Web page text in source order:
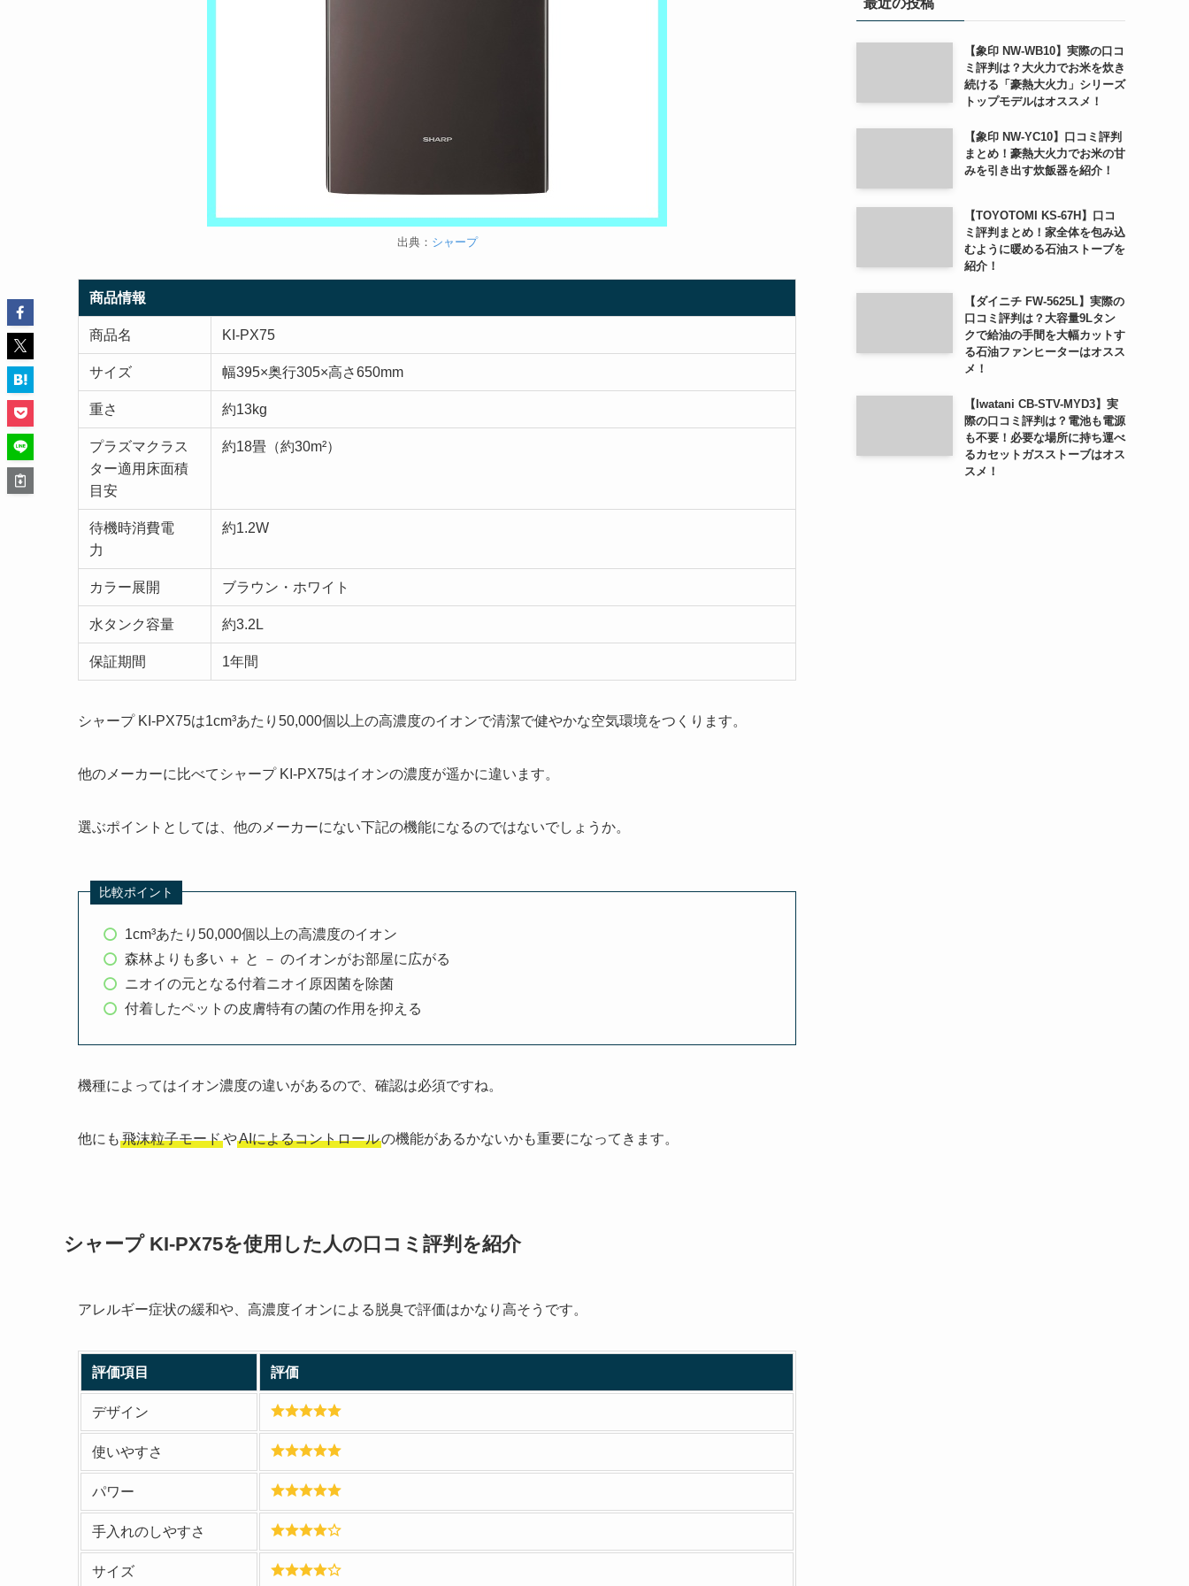
出典： シャープ
商品情報
商品名 KI-PX75
サイズ 幅395×奥行305×高さ650mm
重さ 約13kg
プラズマクラス
ター適用床面積
目安
約18畳（約30m²）
待機時消費電
力
約1.2W
カラー展開 ブラウン・ホワイト
水タンク容量 約3.2L
保証期間 1年間
シャープ KI-PX75は1cm³あたり50,000個以上の高濃度のイオンで清潔で健やかな空気環境をつくります。
他のメーカーに比べてシャープ KI-PX75はイオンの濃度が遥かに違います。
選ぶポイントとしては、他のメーカーにない下記の機能になるのではないでしょうか。
比較ポイント
1cm³あたり50,000個以上の高濃度のイオン
森林よりも多い ＋ と － のイオンがお部屋に広がる
ニオイの元となる付着ニオイ原因菌を除菌
付着したペットの皮膚特有の菌の作用を抑える
機種によってはイオン濃度の違いがあるので、確認は必須ですね。
他にも 飛沫粒子モードやAIによるコントロールの機能があるかないかも重要になってきます。
シャープ KI-PX75を使用した人の口コミ評判を紹介
アレルギー症状の緩和や、高濃度イオンによる脱臭で評価はかなり高そうです。
評価項目 評価
デザイン
使いやすさ
パワー
手入れのしやすさ
サイズ
最近の投稿
【象印 NW-WB10】実際の口コ
ミ評判は？大火力でお米を炊き
続ける「豪熱大火力」シリーズ
トップモデルはオススメ！
【象印 NW-YC10】口コミ評判
まとめ！豪熱大火力でお米の甘
みを引き出す炊飯器を紹介！
【TOYOTOMI KS-67H】口コ
ミ評判まとめ！家全体を包み込
むように暖める石油ストーブを
紹介！
【ダイニチ FW-5625L】実際の
口コミ評判は？大容量9Lタン
クで給油の手間を大幅カットす
る石油ファンヒーターはオスス
メ！
【Iwatani CB-STV-MYD3】実
際の口コミ評判は？電池も電源
も不要！必要な場所に持ち運べ
るカセットガスストーブはオス
スメ！